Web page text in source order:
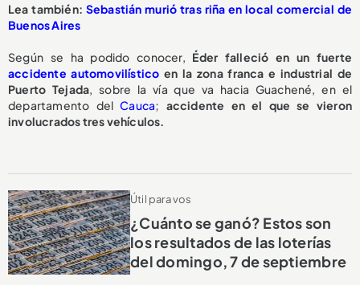
Lea también: Sebastián murió tras riña en local comercial de
Buenos Aires
Según se ha podido conocer, Éder falleció en un fuerte
accidente automovilístico en la zona franca e industrial de
Puerto Tejada, sobre la vía que va hacia Guachené, en el
departamento delCauca; accidente en el que se vieron
involucrados tres vehículos.
Útil para vos
¿Cuánto se ganó? Estos son
los resultados de las loterías
del domingo, 7 de septiembre